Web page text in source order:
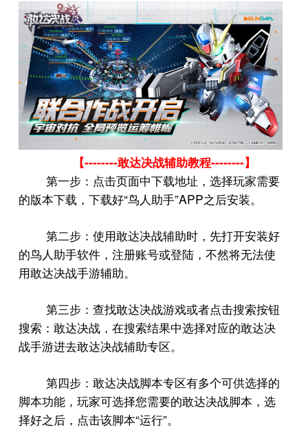
【--------敢达决战辅助教程--------】
第一步：点击页面中下载地址，选择玩家需要
的版本下载，下载好“鸟人助手”APP之后安装。
第二步：使用敢达决战辅助时，先打开安装好
的鸟人助手软件，注册账号或登陆，不然将无法使
用敢达决战手游辅助。
第三步：查找敢达决战游戏或者点击搜索按钮
搜索：敢达决战，在搜索结果中选择对应的敢达决
战手游进去敢达决战辅助专区。
第四步：敢达决战脚本专区有多个可供选择的
脚本功能，玩家可选择您需要的敢达决战脚本，选
择好之后，点击该脚本“运行”。